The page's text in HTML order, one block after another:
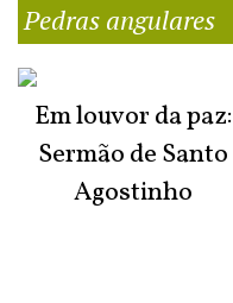
Pedras angulares
Em louvor da paz:
Sermão de Santo
Agostinho